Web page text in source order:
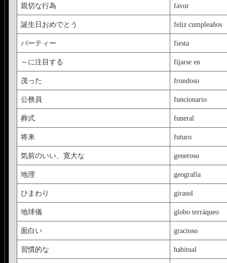
親切な行為 favor
誕生日おめでとう feliz cumpleaños
パーティー fiesta
～に注目する fijarse en
茂った frondoso
公務員 funcionario
葬式 funeral
将来 futuro
気前のいい、寛大な generoso
地理 geografía
ひまわり girasol
地球儀 globo terráqueo
面白い gracioso
習慣的な habitual